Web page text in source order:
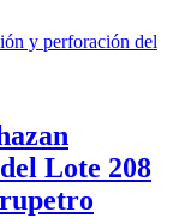
Lote 208